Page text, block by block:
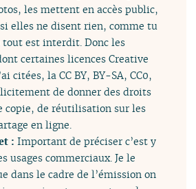
les mettent en accès public,
elles ne disent rien, comme tu
tout est interdit. Donc les
certaines licences Creative
citées, la CC BY, BY-SA, CC0,
de donner des droits
copie, de réutilisation sur les
en ligne.
:Important de préciser c’est y
usages commerciaux. Je le
dans le cadre de l’émission on